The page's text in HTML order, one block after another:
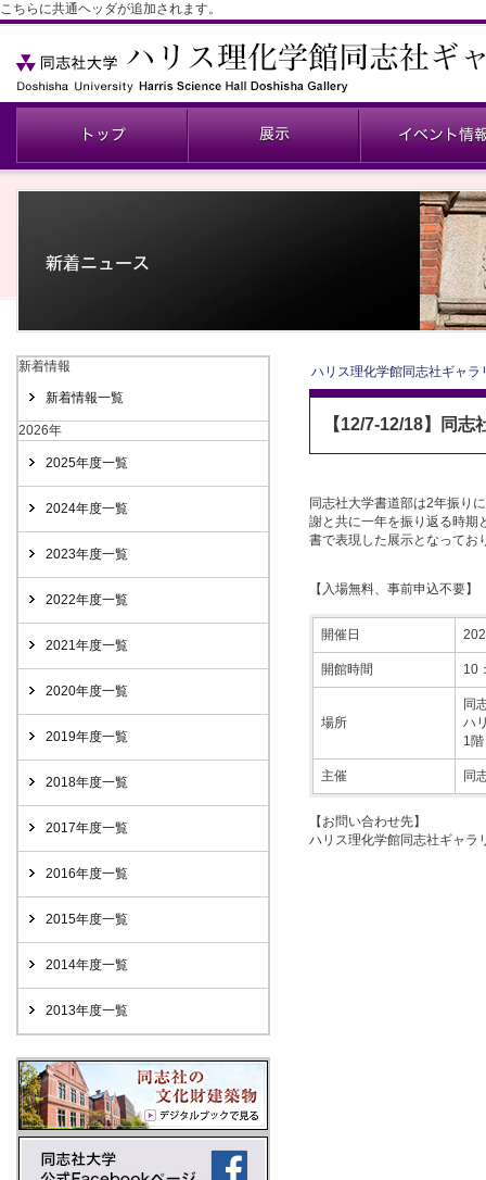
こちらに共通ヘッダが追加されます。
新着情報
新着情報一覧
2026年
2025年度一覧
2024年度一覧
2023年度一覧
2022年度一覧
2021年度一覧
2020年度一覧
2019年度一覧
2018年度一覧
2017年度一覧
2016年度一覧
2015年度一覧
2014年度一覧
2013年度一覧
ハリス理化学館同志社ギャラ
【12/7-12/18】同
同志社大学書道部は2年振り
謝と共に一年を振り返る時期
書で表現した展示となってお
【入場無料、事前申込不要】
開催日
開館時間 10
場所
同
ハ
1
主催 同
【お問い合わせ先】
ハリス理化学館同志社ギャ